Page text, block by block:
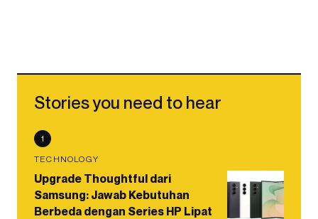
Stories you need to hear
1
TECHNOLOGY
Upgrade Thoughtful dari
Samsung: Jawab Kebutuhan
Berbeda dengan Series HP Lipat